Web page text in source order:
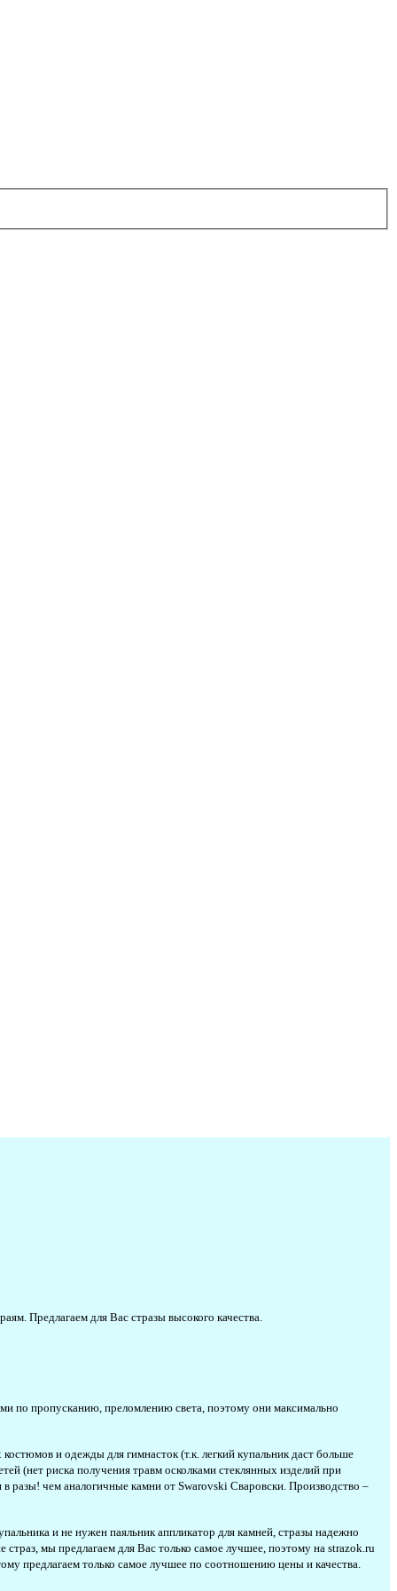
Предлагаем для Вас стразы высокого качества.
по пропусканию, преломлению света, поэтому они максимально
и одежды для гимнасток (т.к. легкий купальник даст больше
(нет риска получения травм осколками стеклянных изделий при
разы! чем аналогичные камни от Swarovski Сваровски. Производство –
и не нужен паяльник аппликатор для камней, стразы надежно
мы предлагаем для Вас только самое лучшее, поэтому на strazok.ru
предлагаем только самое лучшее по соотношению цены и качества.